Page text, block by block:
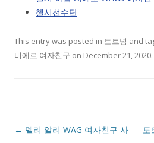
첼시선수단
This entry was posted in 토트넘 and
비에르 여자친구 on December 21, 2020.
Post
← 델리 알리 WAG 여자친구 사
토